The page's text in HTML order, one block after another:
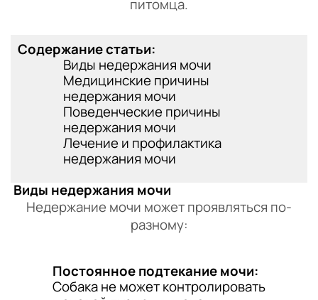
питомца.
Содержание статьи:
Виды недержания мочи
Медицинские причины
недержания мочи
Поведенческие причины
недержания мочи
Лечение и профилактика
недержания мочи
Виды недержания мочи
Недержание мочи может проявляться по-
разному:
Постоянное подтекание мочи:
Собака не может контролировать